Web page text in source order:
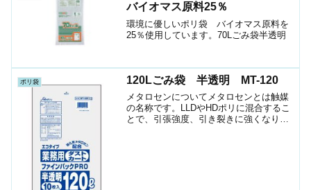
バイオマス原料25％
環境に優しいポリ袋 バイオマス原料を
25％使用しています。70Lごみ袋半透明
ポリ袋 120Lごみ袋 半透明 MT-120
メタロセンについてメタロセンとは触媒
の名称です。LLDやHDポリに混合するこ
とで、引張強度、引き裂きに強くなりま